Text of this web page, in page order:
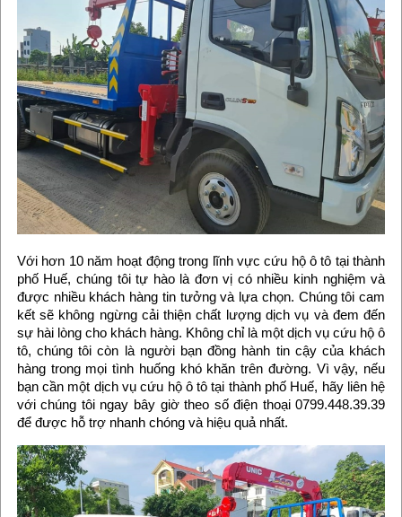
Với hơn 10 năm hoạt động trong lĩnh vực cứu hộ ô tô tại thành
phố Huế, chúng tôi tự hào là đơn vị có nhiều kinh nghiệm và
được nhiều khách hàng tin tưởng và lựa chọn. Chúng tôi cam
kết sẽ không ngừng cải thiện chất lượng dịch vụ và đem đến
sự hài lòng cho khách hàng. Không chỉ là một dịch vụ cứu hộ ô
tô, chúng tôi còn là người bạn đồng hành tin cậy của khách
hàng trong mọi tình huống khó khăn trên đường. Vì vậy, nếu
bạn cần một dịch vụ cứu hộ ô tô tại thành phố Huế, hãy liên hệ
với chúng tôi ngay bây giờ theo số điện thoại 0799.448.39.39
để được hỗ trợ nhanh chóng và hiệu quả nhất.